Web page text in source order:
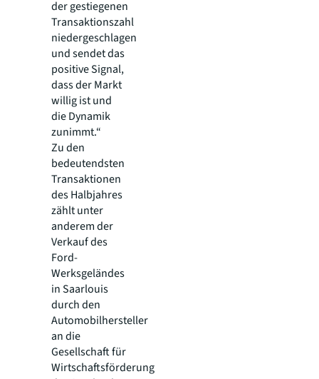
der gestiegenen
Transaktionszahl
niedergeschlagen
und sendet das
positive Signal,
dass der Markt
willig ist und
die Dynamik
zunimmt.“
Zu den
bedeutendsten
Transaktionen
des Halbjahres
zählt unter
anderem der
Verkauf des
Ford-
Werksgeländes
in Saarlouis
durch den
Automobilhersteller
an die
Gesellschaft für
Wirtschaftsförderung